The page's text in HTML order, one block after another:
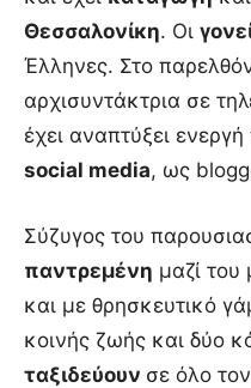
Θεσσαλονίκη. Οι
Έλληνες. Στο
αρχισυντάκτρια σε
έχει αναπτύξει
social media, ως
Σύζυγος του
παντρεμένη μαζί του
και με θρησκευτικό
κοινής ζωής και δύο
ταξιδεύουν σε όλο